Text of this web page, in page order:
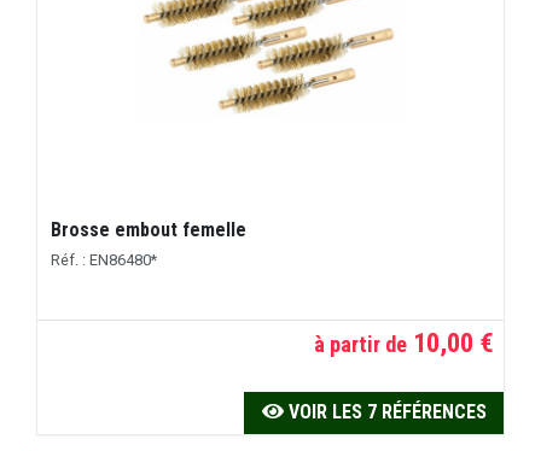
Brosse embout femelle
Réf. : EN86480*
à partir de 10,00 €
VOIR LES 7 RÉFÉRENCES